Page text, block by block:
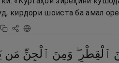
кирдори шоиста ба амал
ٱلْقِطْرِ ۖ وَمِنَ ٱلْجِنِّ مَن